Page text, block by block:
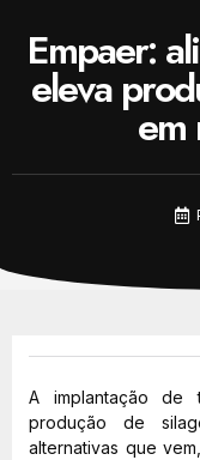
Empaer:
eleva
em
A implantação de
produção de
alternativas que